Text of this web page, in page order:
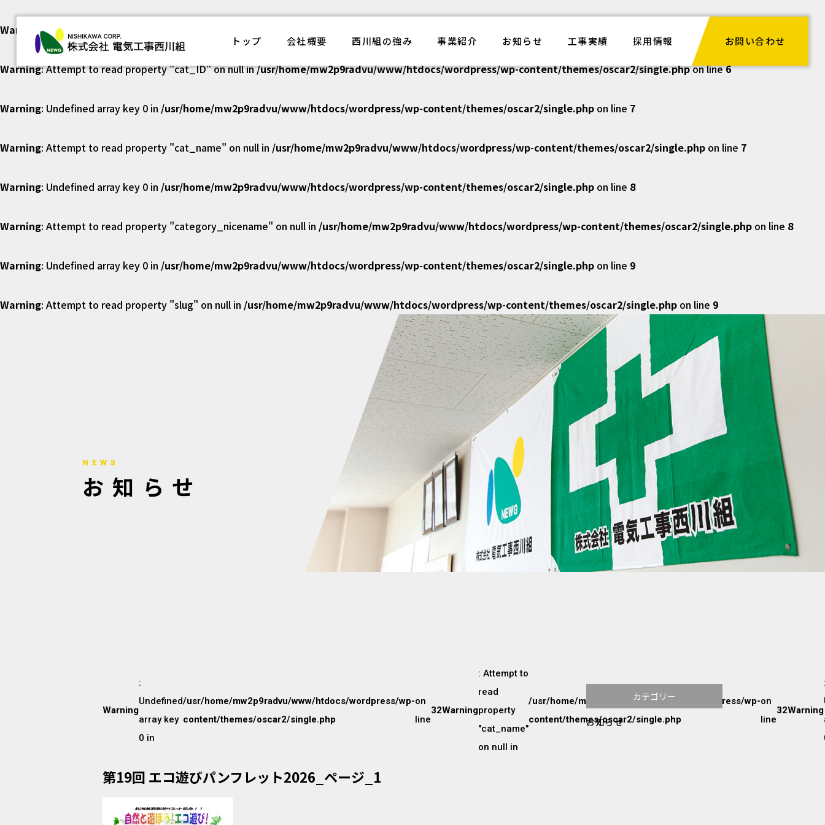
株式会社電気工事西川組
トップ 会社概要 西川組の強み 事業紹介 お知らせ 工事実績 採用情報 お問い合わせ
Warning: Undefined array key 0 in
Warning: Attempt to read property "cat_ID" on null in/usr/home/mw2p9radvu/www/htdocs/wordpress/wp-content/themes/oscar2/single.phpon line6
Warning: Undefined array key 0 in /usr/home/mw2p9radvu/www/htdocs/wordpress/wp-content/themes/oscar2/single.php on line 7
Warning: Attempt to read property "cat_name" on null in /usr/home/mw2p9radvu/www/htdocs/wordpress/wp-content/themes/oscar2/single.php on line 7
Warning: Undefined array key 0 in /usr/home/mw2p9radvu/www/htdocs/wordpress/wp-content/themes/oscar2/single.php on line 8
Warning: Attempt to read property "category_nicename" on null in /usr/home/mw2p9radvu/www/htdocs/wordpress/wp-content/themes/oscar2/single.php on line 8
Warning: Undefined array key 0 in /usr/home/mw2p9radvu/www/htdocs/wordpress/wp-content/themes/oscar2/single.php on line 9
Warning: Attempt to read property "slug" on null in /usr/home/mw2p9radvu/www/htdocs/wordpress/wp-content/themes/oscar2/single.php on line 9
NEWS
お知らせ
Warning
:
Undefined
array key
0 in
/usr/home/mw2p9radvu/www/htdocs/wordpress/wp-
content/themes/oscar2/single.php
on
line
32Warning
: Attempt to
read
property
"cat_name"
on null in
/usr/home/mw2p9radvu/www/htdocs/wordpress/wp-
content/themes/oscar2/single.php
on
line
32Warning
第19回 エコ遊びパンフレット2026_ページ_1
カテゴリー
お知らせ